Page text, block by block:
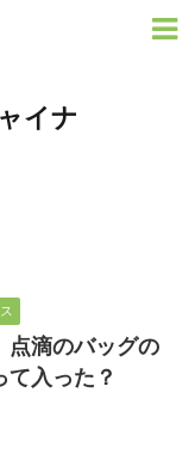
イナ
点滴のバッグの
て入った？